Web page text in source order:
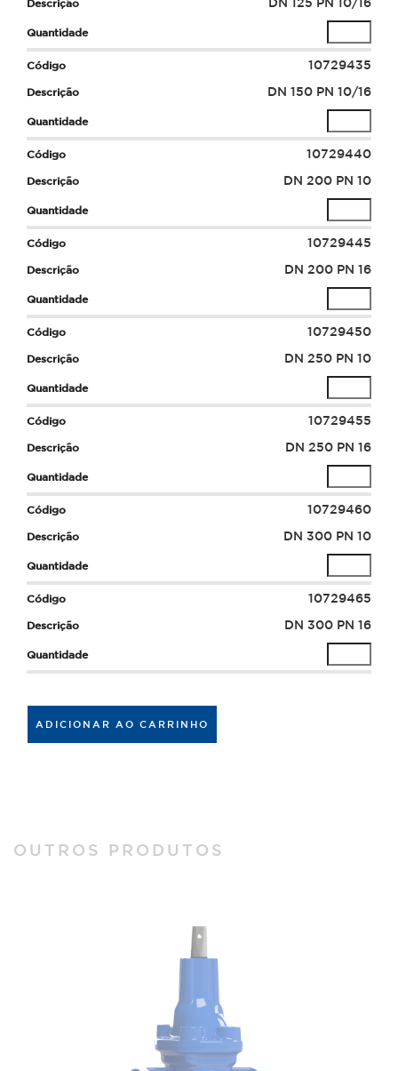
10729435
DN 150 PN 10/16
10729440
DN 200 PN 10
10729445
DN 200 PN 16
10729450
DN 250 PN 10
10729455
DN 250 PN 16
10729460
DN 300 PN 10
10729465
DN 300 PN 16
ADICIONAR AO CARRINHO
OUTROS PRODUTOS